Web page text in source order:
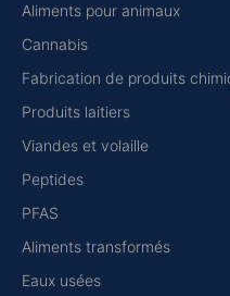
Aliments pour animaux
Cannabis
Fabrication de produits
Produits laitiers
Viandes et volaille
Peptides
PFAS
Aliments transformés
Eaux usées